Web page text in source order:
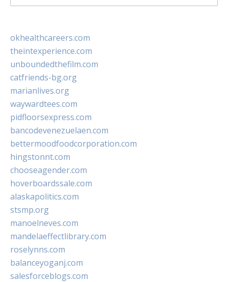
for:
okhealthcareers.com
theintexperience.com
unboundedthefilm.com
catfriends-bg.org
marianlives.org
waywardtees.com
pidfloorsexpress.com
bancodevenezuelaen.com
bettermoodfoodcorporation.com
hingstonnt.com
chooseagender.com
hoverboardssale.com
alaskapolitics.com
stsmp.org
manoelneves.com
mandelaeffectlibrary.com
roselynns.com
balanceyoganj.com
salesforceblogs.com